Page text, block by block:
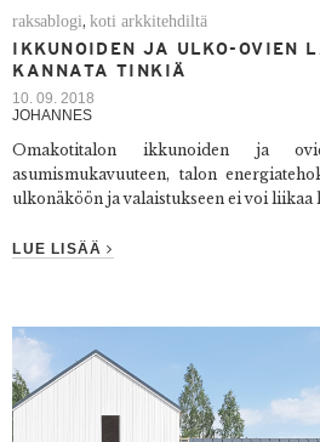
raksablogi,koti arkkitehdiltä
IKKUNOIDEN JA ULKO-OVIEN
KANNATA TINKIÄ
10. 09. 2018
JOHANNES
Omakotitalon ikkunoiden ja
asumismukavuuteen, talon
ulkonäköön ja valaistukseen ei voi liikaa
LUE LISÄÄ